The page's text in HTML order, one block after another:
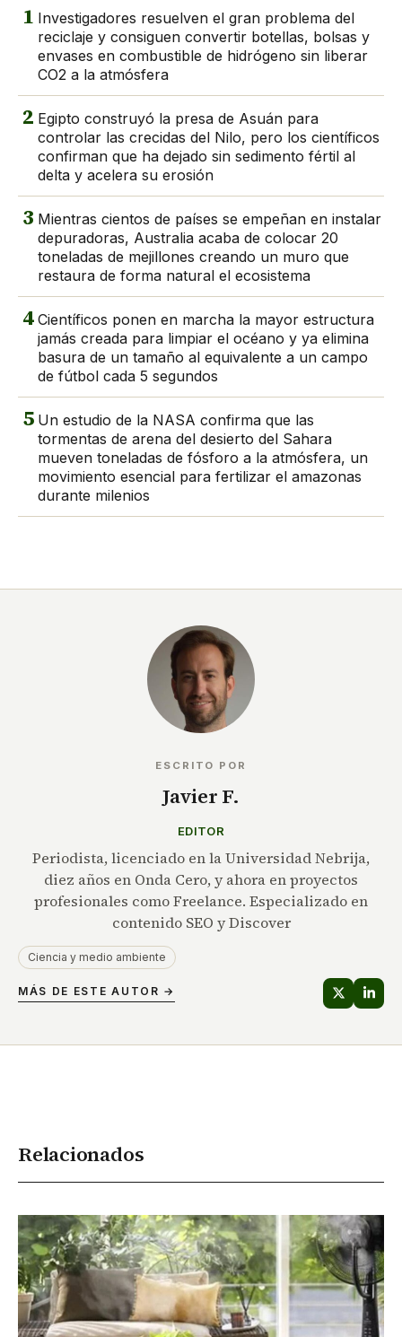
1 Investigadores resuelven el gran problema del
reciclaje y consiguen convertir botellas, bolsas y
envases en combustible de hidrógeno sin liberar
CO2 a la atmósfera
2 Egipto construyó la presa de Asuán para
controlar las crecidas del Nilo, pero los científicos
confirman que ha dejado sin sedimento fértil al
delta y acelera su erosión
3 Mientras cientos de países se empeñan en instalar
depuradoras, Australia acaba de colocar 20
toneladas de mejillones creando un muro que
restaura de forma natural el ecosistema
4 Científicos ponen en marcha la mayor estructura
jamás creada para limpiar el océano y ya elimina
basura de un tamaño al equivalente a un campo
de fútbol cada 5 segundos
5 Un estudio de la NASA confirma que las
tormentas de arena del desierto del Sahara
mueven toneladas de fósforo a la atmósfera, un
movimiento esencial para fertilizar el amazonas
durante milenios
ESCRITO POR
Javier F.
EDITOR
Periodista, licenciado en la Universidad Nebrija,
diez años en Onda Cero, y ahora en proyectos
profesionales como Freelance. Especializado en
contenido SEO y Discover
Ciencia y medio ambiente
MÁS DE ESTE AUTOR →
Relacionados